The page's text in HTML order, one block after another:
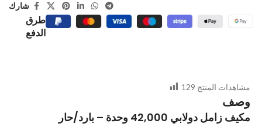
شارك
طرق
الدفع
مشاهدات المنتج 129
وصف
مكيف زامل دولابي 42,000 وحدة – بارد/حار